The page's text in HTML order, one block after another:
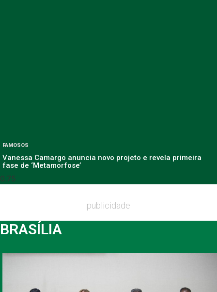
FAMOSOS
Vanessa Camargo anuncia novo projeto e revela primeira
fase de ‘Metamorfose’
publicidade
BRASÍLIA